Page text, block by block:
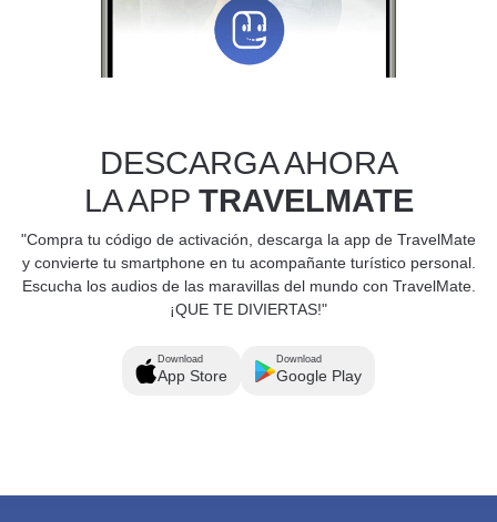
DESCARGA AHORA
LA APP TRAVELMATE
"Compra tu código de activación, descarga la app de TravelMate
y convierte tu smartphone en tu acompañante turístico personal.
Escucha los audios de las maravillas del mundo con TravelMate.
¡QUE TE DIVIERTAS!"
Download
App Store
Download
Google Play